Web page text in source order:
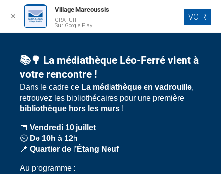
📚🌳 La médiathèque Léo-Ferré vient à
votre rencontre !
Dans le cadre de La médiathèque en vadrouille,
retrouvez les bibliothécaires pour une première
bibliothèque hors les murs !
📅 Vendredi 10 juillet
🕙 De 10h à 12h
📍 Quartier de l’Étang Neuf
Au programme :
✕
Village Marcoussis
GRATUIT
Sur Google Play
VOIR